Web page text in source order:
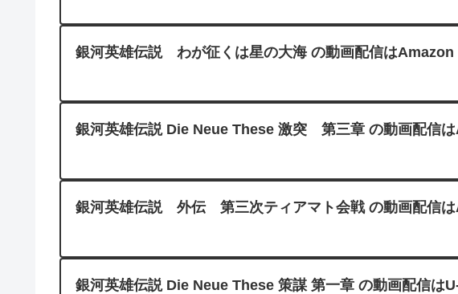
銀河英雄伝説 わが征くは星の大海 の動画配信は
銀河英雄伝説 Die Neue These 激突 第三章 の動画配信
銀河英雄伝説 外伝 第三次ティアマト会戦 の動画配信
銀河英雄伝説 Die Neue These 策謀 第一章 の動画配信は